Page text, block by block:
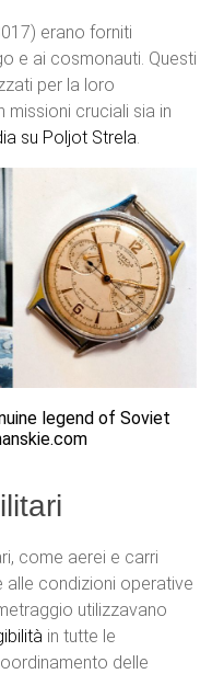
erano forniti
e ai cosmonauti. Questi
per la loro
missioni cruciali sia in
su Poljot Strela.
legend of Soviet
come aerei e carri
alle condizioni operative
utilizzavano
in tutte le
delle